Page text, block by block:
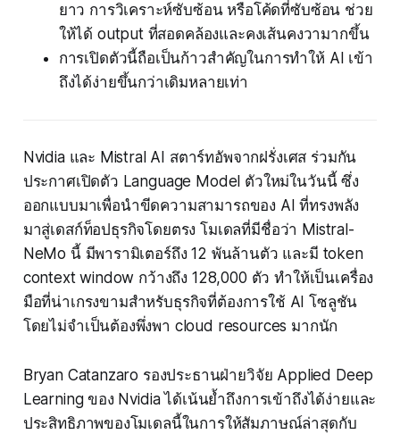
ยาว การวิเคราะห์ซับซ้อน หรือโค้ดที่ซับซ้อน ช่วย
ให้ได้ output ที่สอดคล้องและคงเส้นคงวามากขึ้น
การเปิดตัวนี้ถือเป็นก้าวสำคัญในการทำให้ AI เข้า
ถึงได้ง่ายขึ้นกว่าเดิมหลายเท่า
Nvidia และ Mistral AI สตาร์ทอัพจากฝรั่งเศส ร่วมกัน
ประกาศเปิดตัว Language Model ตัวใหม่ในวันนี้ ซึ่ง
ออกแบบมาเพื่อนำขีดความสามารถของ AI ที่ทรงพลัง
มาสู่เดสก์ท็อปธุรกิจโดยตรง โมเดลที่มีชื่อว่า Mistral-
NeMo นี้ มีพารามิเตอร์ถึง 12 พันล้านตัว และมี token
context window กว้างถึง 128,000 ตัว ทำให้เป็นเครื่อง
มือที่น่าเกรงขามสำหรับธุรกิจที่ต้องการใช้ AI โซลูชัน
โดยไม่จำเป็นต้องพึ่งพา cloud resources มากนัก
Bryan Catanzaro รองประธานฝ่ายวิจัย Applied Deep
Learning ของ Nvidia ได้เน้นย้ำถึงการเข้าถึงได้ง่ายและ
ประสิทธิภาพของโมเดลนี้ในการให้สัมภาษณ์ล่าสุดกับ